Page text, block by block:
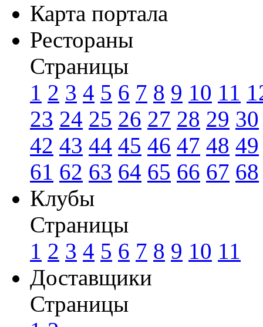
Карта портала
Рестораны
Страницы
1 2 3 4 5 6 7 8 9 10 11
23 24 25 26 27 28 29 30
42 43 44 45 46 47 48 49
61 62 63 64 65 66 67 68
Клубы
Страницы
1 2 3 4 5 6 7 8 9 10 11
Доставщики
Страницы